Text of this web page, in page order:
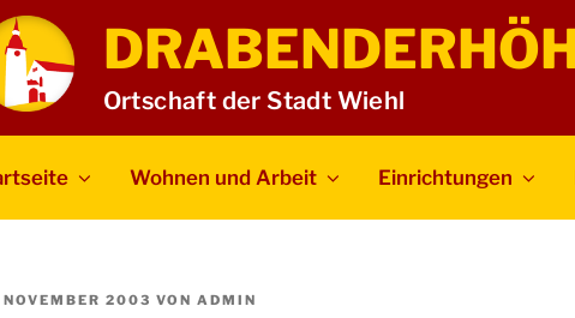
Ortschaft der Stadt Wiehl
Wohnen und Arbeit Einrichtungen
2003 VON ADMIN